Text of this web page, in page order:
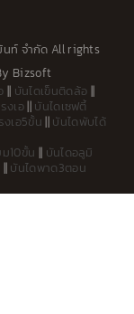
นท์ จำกัด All rights
Bizsoft
|| บันไดเข็นติดล้อ ||
งเอ|| บันไดเซฟตี้
เอ5ขั้น || บันไดพับได้
10ขั้น || บันไดอลูมิ
|| บันไดพาด3ตอน